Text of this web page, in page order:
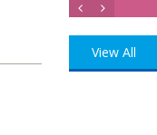
View All